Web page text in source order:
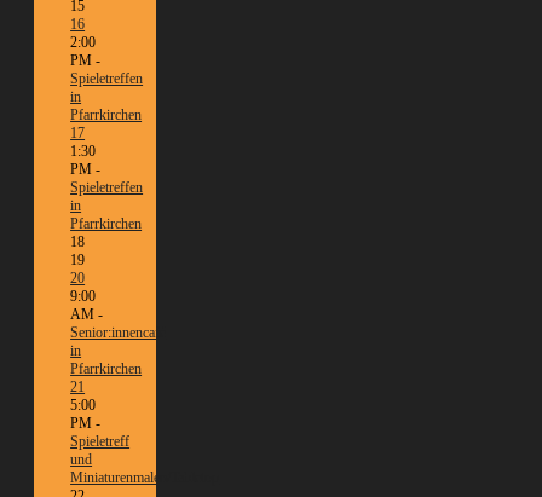
15
16
2:00
PM -
Spieletreffen
in
Pfarrkirchen
17
1:30
PM -
Spieletreffen
in
Pfarrkirchen
18
19
20
9:00
AM -
Senior:innencafé
in
Pfarrkirchen
21
5:00
PM -
Spieletreff
und
Miniaturenmalen/Tabletop